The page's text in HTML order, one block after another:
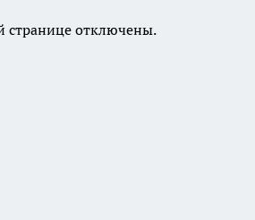
странице отключены.